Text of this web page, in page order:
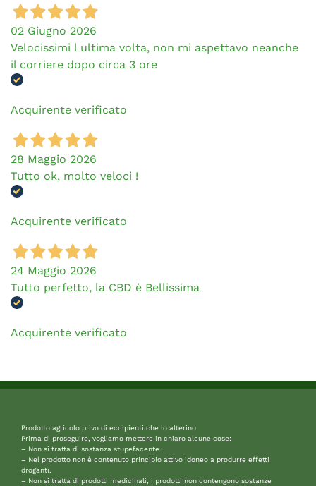
02 Giugno 2026
Velocissimi l ultima volta, non mi aspettavo neanche
il corriere dopo circa 3 ore
Acquirente verificato
28 Maggio 2026
Tutto ok, molto veloci !
Acquirente verificato
24 Maggio 2026
Tutto perfetto, la CBD è Bellissima
Acquirente verificato
Prodotto agricolo privo di eccipienti che lo alterino.
Prima di proseguire, vogliamo mettere in chiaro alcune cose:
– Non si tratta di sostanza stupefacente.
– Nel prodotto non è contenuto principio attivo idoneo a produrre effetti
droganti.
– Non si tratta di prodotti medicinali, i prodotti non contengono sostanze